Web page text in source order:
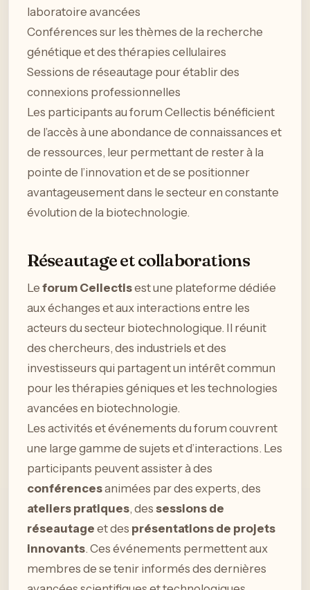
laboratoire avancées
Conférences sur les thèmes de la recherche
génétique et des thérapies cellulaires
Sessions de réseautage pour établir des
connexions professionnelles
Les participants au forum Cellectis bénéficient
de l’accès à une abondance de connaissances et
de ressources, leur permettant de rester à la
pointe de l’innovation et de se positionner
avantageusement dans le secteur en constante
évolution de la biotechnologie.
Réseautage et collaborations
Le forum Cellectisest une plateforme dédiée
aux échanges et aux interactions entre les
acteurs du secteur biotechnologique. Il réunit
des chercheurs, des industriels et des
investisseurs qui partagent un intérêt commun
pour les thérapies géniques et les technologies
avancées en biotechnologie.
Les activités et événements du forum couvrent
une large gamme de sujets et d’interactions. Les
participants peuvent assister à des
conférencesanimées par des experts, des
ateliers pratiques, des sessions de
réseautage et des présentations de projets
innovants. Ces événements permettent aux
membres de se tenir informés des dernières